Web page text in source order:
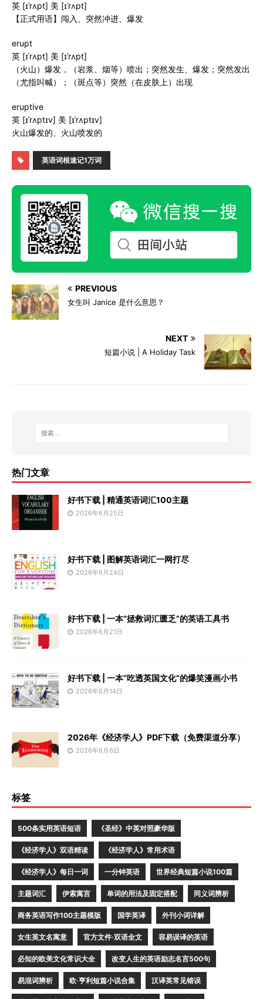
英 [ɪˈrʌpt] 美 [ɪˈrʌpt]
【正式用语】闯入、突然冲进、爆发
erupt
英 [ɪˈrʌpt] 美 [ɪˈrʌpt]
（火山）爆发，（岩浆、烟等）喷出；突然发生、爆发；突然发出
（尤指叫喊）；（斑点等）突然（在皮肤上）出现
eruptive
英 [ɪˈrʌptɪv] 美 [ɪˈrʌptɪv]
火山爆发的、火山喷发的
英语词根速记1万词
PREVIOUS
女生叫 Janice 是什么意思？
NEXT
短篇小说 | A Holiday Task
热门文章
好书下载 | 精通英语词汇100主题
2026年6月25日
好书下载 | 图解英语词汇一网打尽
2026年6月24日
好书下载 | 一本“拯救词汇匮乏”的英语工具书
2026年6月21日
好书下载 | 一本“吃透英国文化”的爆笑漫画小书
2026年6月14日
2026年《经济学人》PDF下载（免费渠道分享）
2026年6月6日
标签
500条实用英语短语 《圣经》中英对照豪华版
《经济学人》双语精读 《经济学人》常用术语
《经济学人》每日一词 一分钟英语 世界经典短篇小说100篇
主题词汇 伊索寓言 单词的用法及固定搭配 同义词辨析
商务英语写作100主题模版 国学英译 外刊小词详解
女生英文名寓意 官方文件·双语全文 容易误译的英语
必知的欧美文化常识大全 改变人生的英语励志名言500句
易混词辨析 欧·亨利短篇小说合集 汉译英常见错误